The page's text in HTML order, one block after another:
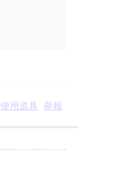
使用道具
舉報